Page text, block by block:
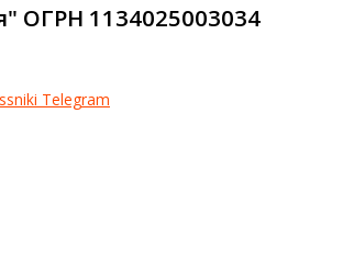
1134025003034
Telegram